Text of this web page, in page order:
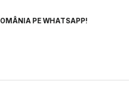
PE WHATSAPP!